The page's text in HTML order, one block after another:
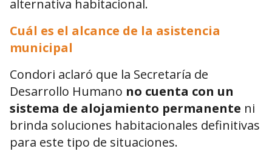
alternativa habitacional.
Cuál es el alcance de la asistencia
municipal
Condori aclaró que la Secretaría de
Desarrollo Humano no cuenta con un
sistema de alojamiento permanente ni
brinda soluciones habitacionales definitivas
para este tipo de situaciones.